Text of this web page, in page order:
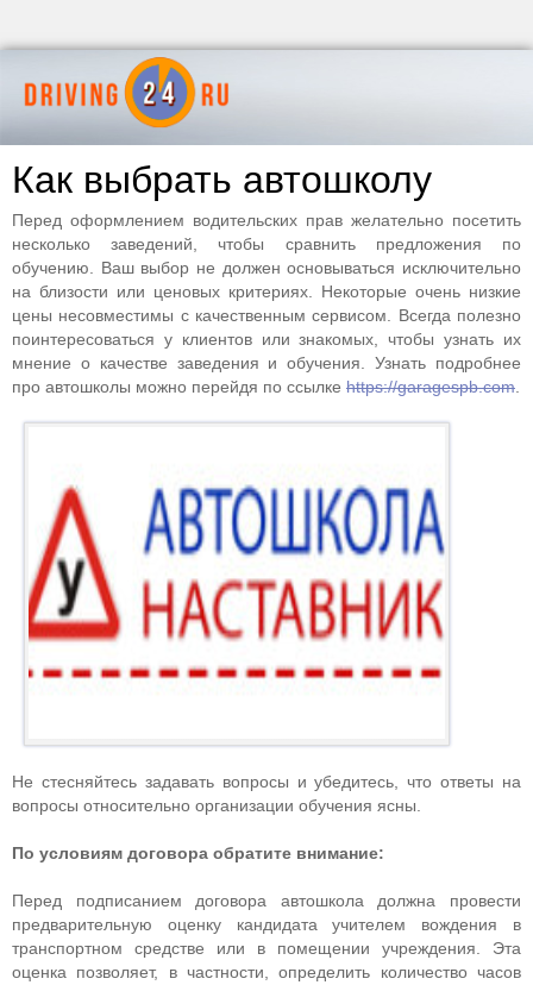
Как выбрать автошколу
Перед оформлением водительских прав желательно посетить
несколько заведений, чтобы сравнить предложения по
обучению. Ваш выбор не должен основываться исключительно
на близости или ценовых критериях. Некоторые очень низкие
цены несовместимы с качественным сервисом. Всегда полезно
поинтересоваться у клиентов или знакомых, чтобы узнать их
мнение о качестве заведения и обучения. Узнать подробнее
про автошколы можно перейдя по ссылке https://garagespb.com
Не стесняйтесь задавать вопросы и убедитесь, что ответы на
вопросы относительно организации обучения ясны.
По условиям договора обратите внимание:
Перед подписанием договора автошкола должна провести
предварительную оценку кандидата учителем вождения в
транспортном средстве или в помещении учреждения. Эта
оценка позволяет, в частности, определить количество часов